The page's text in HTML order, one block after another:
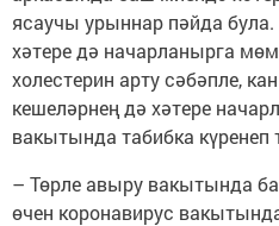
ясаучы урыннар пәйда
хәтере дә начарланырга
холестерин арту сәбәпле,
кешеләрнең дә хәтере
вакытында табибка күренеп
– Төрле авыру вакытында
өчен коронавирус